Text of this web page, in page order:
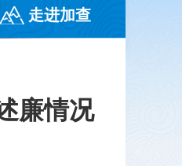
走进加查
廉情况